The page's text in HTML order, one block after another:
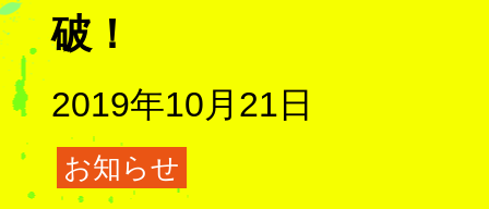
破！
2019年10月21日
お知らせ